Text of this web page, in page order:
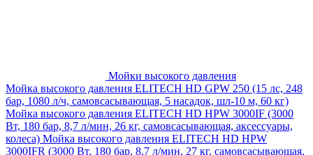
Мойки высокого давления
Мойка высокого давления ELITECH HD GPW 250 (15 лс, 248
бар, 1080 л/ч, самовсасывающая, 5 насадок, шл-10 м, 60 кг)
Мойка высокого давления ELITECH HD HPW 3000IF (3000
Вт, 180 бар, 8,7 л/мин, 26 кг, самовсасывающая, аксессуары,
колеса) Мойка высокого давления ELITECH HD HPW
3000IFR (3000 Вт, 180 бар, 8,7 л/мин, 27 кг, самовсасывающая,